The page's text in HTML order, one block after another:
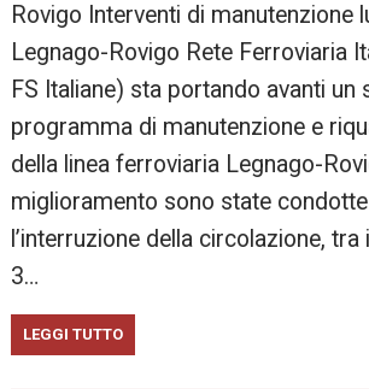
Rovigo Interventi di manutenzione
Legnago-Rovigo Rete Ferroviaria
FS Italiane) sta portando avanti un
programma di manutenzione e
della linea ferroviaria Legnago-
miglioramento sono state
l’interruzione della circolazione, tra
3…
LEGGI TUTTO